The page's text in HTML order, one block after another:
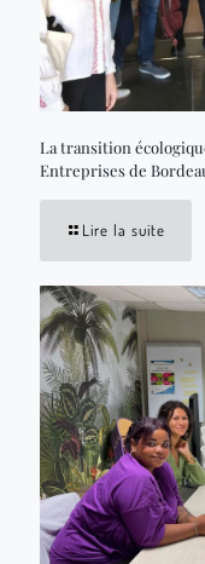
La transition
Entreprises de
Lire la suite